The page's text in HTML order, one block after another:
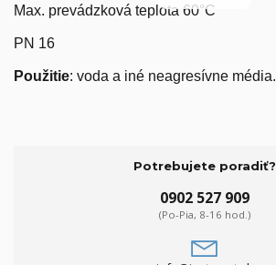
Max. prevádzková teplota 60°C
PN 16
Použitie: voda a iné neagresívne média.
Potrebujete poradiť?
0902 527 909
(Po-Pia, 8-16 hod.)